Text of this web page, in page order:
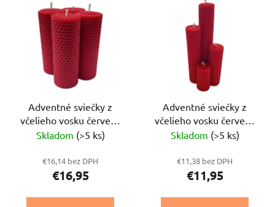
Adventné sviečky z
včelieho vosku červená
12x4,5 cm, 4ks
Skladom (>5 ks)
€16,14 bez DPH
€16,95
Adventné sviečky z
včelieho vosku červená
18,14,10,6 x 3 cm
Skladom (>5 ks)
€11,38 bez DPH
€11,95